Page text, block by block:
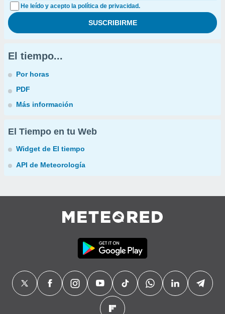
He leído y acepto la política de privacidad.
El tiempo...
Por horas
PDF
Más información
El Tiempo en tu Web
Widget de El tiempo
API de Meteorología